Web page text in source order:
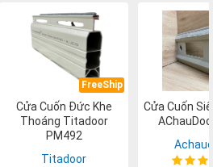
FreeShip
Cửa Cuốn Đức Khe
Thoáng Titadoor
PM492
Titadoor
Cửa Cuốn